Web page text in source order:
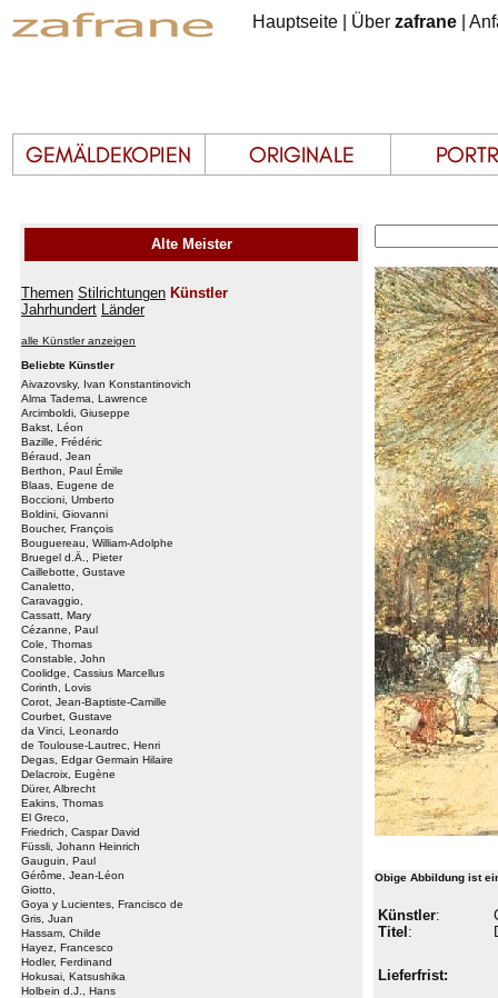
Hauptseite Über zafrane
Alte Meister
Themen Stilrichtungen Künstler
Jahrhundert Länder
alle Künstler anzeigen
Beliebte Künstler
Aivazovsky, Ivan Konstantinovich
Alma Tadema, Lawrence
Arcimboldi, Giuseppe
Bakst, Léon
Bazille, Frédéric
Béraud, Jean
Berthon, Paul Émile
Blaas, Eugene de
Boccioni, Umberto
Boldini, Giovanni
Boucher, François
Bouguereau, William-Adolphe
Bruegel d.Ä., Pieter
Caillebotte, Gustave
Canaletto,
Caravaggio,
Cassatt, Mary
Cézanne, Paul
Cole, Thomas
Constable, John
Coolidge, Cassius Marcellus
Corinth, Lovis
Corot, Jean-Baptiste-Camille
Courbet, Gustave
da Vinci, Leonardo
de Toulouse-Lautrec, Henri
Degas, Edgar Germain Hilaire
Delacroix, Eugène
Dürer, Albrecht
Eakins, Thomas
El Greco,
Friedrich, Caspar David
Füssli, Johann Heinrich
Gauguin, Paul
Gérôme, Jean-Léon
Giotto,
Goya y Lucientes, Francisco de
Gris, Juan
Hassam, Childe
Hayez, Francesco
Hodler, Ferdinand
Hokusai, Katsushika
Holbein d.J., Hans
Obige Abbildung ist
Künstler:
Titel :
Lieferfrist: